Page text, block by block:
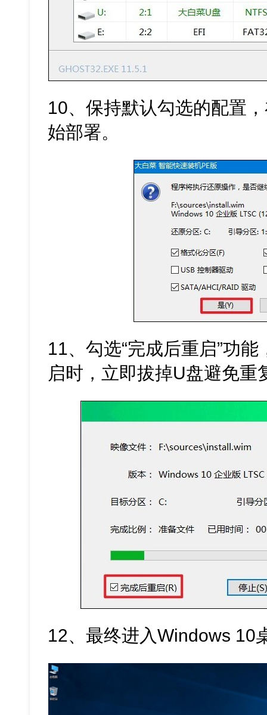
10、保持默认勾选的配置
始部署。
11、勾选“完成后重启”功
启时，立即拔掉U盘避免重
12、最终进入Windows 10